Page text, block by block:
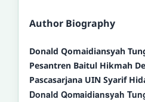
Author Biography
Donald Qomaidiansyah
Pesantren Baitul Hikmah
Pascasarjana UIN Syarif
Donald Qomaidiansyah